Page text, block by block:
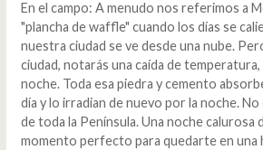
En el campo: A menudo nos referimos a
"plancha de waffle" cuando los días se
nuestra ciudad se ve desde una nube.
ciudad, notarás una caída de
noche. Toda esa piedra y cemento
día y lo irradian de nuevo por la noche.
de toda la Península. Una noche calurosa
momento perfecto para quedarte en una